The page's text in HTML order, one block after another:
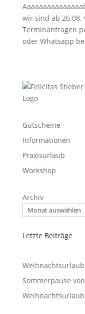
wir sind ab 26.08.
Terminanfragen
oder Whatsapp
Gutscheine
Informationen
Praxisurlaub
Workshop
Archiv
Letzte Beiträge
Weihnachtsurlaub
Sommerpause
Weihnachtsurlaub